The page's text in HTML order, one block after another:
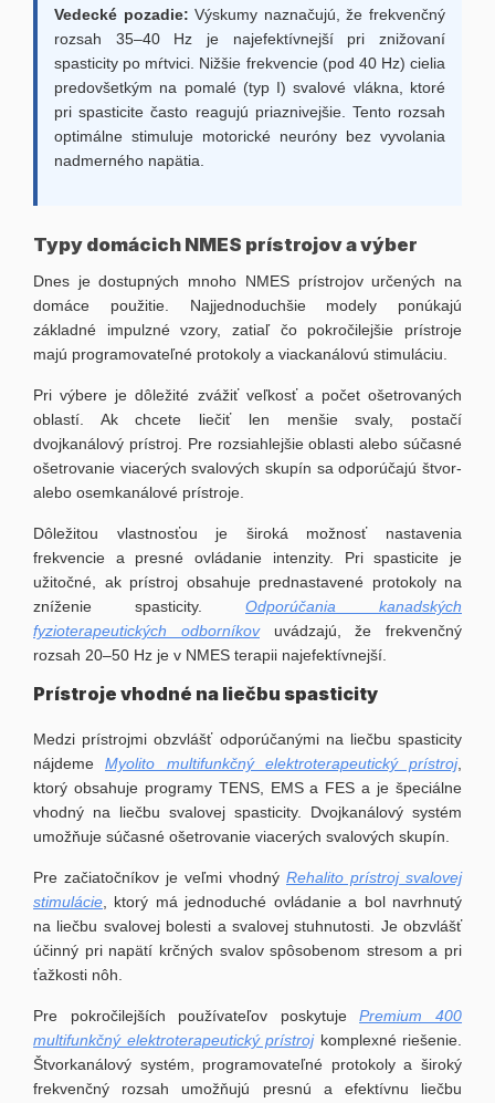
Vedecké pozadie: Výskumy naznačujú, že frekvenčný
rozsah 35–40 Hz je najefektívnejší pri znižovaní
spasticity po mŕtvici. Nižšie frekvencie (pod 40 Hz) cielia
predovšetkým na pomalé (typ I) svalové vlákna, ktoré
pri spasticite často reagujú priaznivejšie. Tento rozsah
optimálne stimuluje motorické neuróny bez vyvolania
nadmerného napätia.
Typy domácich NMES prístrojov a výber
Dnes je dostupných mnoho NMES prístrojov určených na
domáce použitie. Najjednoduchšie modely ponúkajú
základné impulzné vzory, zatiaľ čo pokročilejšie prístroje
majú programovateľné protokoly a viackanálovú stimuláciu.
Pri výbere je dôležité zvážiť veľkosť a počet ošetrovaných
oblastí. Ak chcete liečiť len menšie svaly, postačí
dvojkanálový prístroj. Pre rozsiahlejšie oblasti alebo súčasné
ošetrovanie viacerých svalových skupín sa odporúčajú štvor-
alebo osemkanálové prístroje.
Dôležitou vlastnosťou je široká možnosť nastavenia
frekvencie a presné ovládanie intenzity. Pri spasticite je
užitočné, ak prístroj obsahuje prednastavené protokoly na
zníženie spasticity. Odporúčania kanadských
fyzioterapeutických odborníkovuvádzajú, že frekvenčný
rozsah 20–50 Hz je v NMES terapii najefektívnejší.
Prístroje vhodné na liečbu spasticity
Medzi prístrojmi obzvlášť odporúčanými na liečbu spasticity
nájdemeMyolito multifunkčný elektroterapeutický prístroj,
ktorý obsahuje programy TENS, EMS a FES a je špeciálne
vhodný na liečbu svalovej spasticity. Dvojkanálový systém
umožňuje súčasné ošetrovanie viacerých svalových skupín.
Pre začiatočníkov je veľmi vhodný Rehalito prístroj svalovej
stimulácie , ktorý má jednoduché ovládanie a bol navrhnutý
na liečbu svalovej bolesti a svalovej stuhnutosti. Je obzvlášť
účinný pri napätí krčných svalov spôsobenom stresom a pri
ťažkosti nôh.
Pre pokročilejších používateľov poskytujePremium 400
multifunkčný elektroterapeutický prístrojkomplexné riešenie.
Štvorkanálový systém, programovateľné protokoly a široký
frekvenčný rozsah umožňujú presnú a efektívnu liečbu